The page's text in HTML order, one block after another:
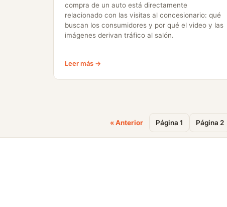
compra de un auto está directamente
relacionado con las visitas al concesionario: qué
buscan los consumidores y por qué el video y las
imágenes derivan tráfico al salón.
Leer más →
« Anterior Página 1 Página 2